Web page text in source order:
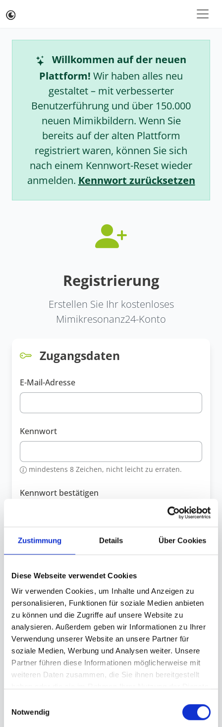
Zustimmung Details Über Cookies
Diese Webseite verwendet Cookies
Wir verwenden Cookies, um Inhalte und Anzeigen zu
personalisieren, Funktionen für soziale Medien anbieten
zu können und die Zugriffe auf unsere Website zu
analysieren. Außerdem geben wir Informationen zu Ihrer
Verwendung unserer Website an unsere Partner für
soziale Medien, Werbung und Analysen weiter. Unsere
Partner führen diese Informationen möglicherweise mit
weiteren Daten zusammen, die Sie ihnen bereitgestellt
Notwendig
Willkommen auf der neuen
Plattform! Wir haben alles neu
gestaltet – mit verbesserter
Benutzerführung und über 150.000
neuen Mimikbildern. Wenn Sie
bereits auf der alten Plattform
registriert waren, können Sie sich
nach einem Kennwort-Reset wieder
anmelden. Kennwort zurücksetzen
Registrierung
Erstellen Sie Ihr kostenloses
Mimikresonanz24-Konto
Zugangsdaten
E-Mail-Adresse
Kennwort
mindestens 8 Zeichen, nicht leicht zu erraten.
Kennwort bestätigen
Persönliche Informationen
Anrede
Vorname
Nachname